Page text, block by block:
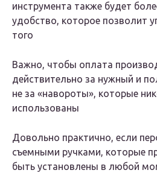
инструмента также будет
удобство, которое позволит
того
Важно, чтобы оплата
действительно за нужный и
не за «навороты», которые
использованы
Довольно практично, если
съемными ручками, которые
быть установлены в любой